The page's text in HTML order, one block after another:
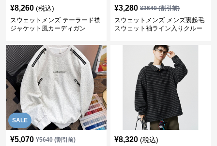
¥8,260 (税込)
スウェットメンズ テーラード襟
ジャケット風カーディガン
¥3,280 ¥3640(割引前)
スウェットメンズ メンズ裏起毛
スウェット袖ライン入りクルー
SALE
¥5,070 ¥5640(割引前) ¥8,320 (税込)